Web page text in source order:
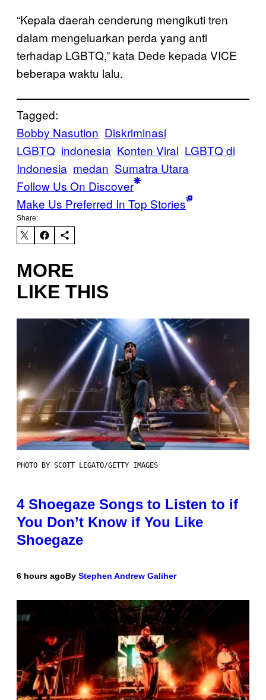
“Kepala daerah cenderung mengikuti tren
dalam mengeluarkan perda yang anti
terhadap LGBTQ,” kata Dede kepada VICE
beberapa waktu lalu.
Tagged:
Bobby Nasution Diskriminasi
LGBTQ indonesia Konten Viral LGBTQ di
Indonesia medan Sumatra Utara
Follow Us On Discover
Make Us Preferred In Top Stories
Share:
MORE
LIKE THIS
PHOTO BY SCOTT LEGATO/GETTY IMAGES
4 Shoegaze Songs to Listen to if
You Don’t Know if You Like
Shoegaze
6 hours agoBy Stephen Andrew Galiher